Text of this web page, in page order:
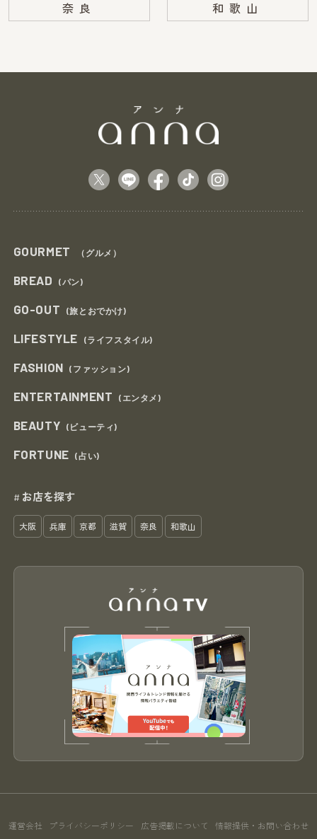
奈良 和歌山
GOURMET （グルメ）
BREAD (パン)
GO-OUT (旅とおでかけ)
LIFESTYLE (ライフスタイル)
FASHION (ファッション)
ENTERTAINMENT (エンタメ)
BEAUTY (ビューティ)
FORTUNE (占い)
# お店を探す
大阪 兵庫 京都 滋賀 奈良 和歌山
運営会社 プライバシーポリシー 広告掲載について 情報提供・お問い合わせ